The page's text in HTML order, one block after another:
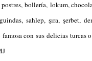
bollería, lokum,
sahlep, şıra, şerbet,
con sus delicias turcas